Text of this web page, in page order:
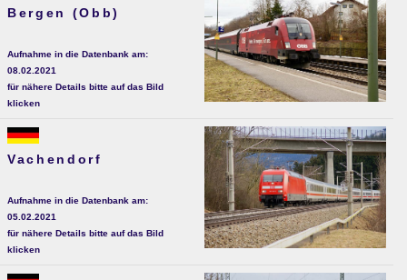
Bergen (Obb)
Aufnahme in die Datenbank am:
08.02.2021
für nähere Details bitte auf das Bild
klicken
Vachendorf
Aufnahme in die Datenbank am:
05.02.2021
für nähere Details bitte auf das Bild
klicken